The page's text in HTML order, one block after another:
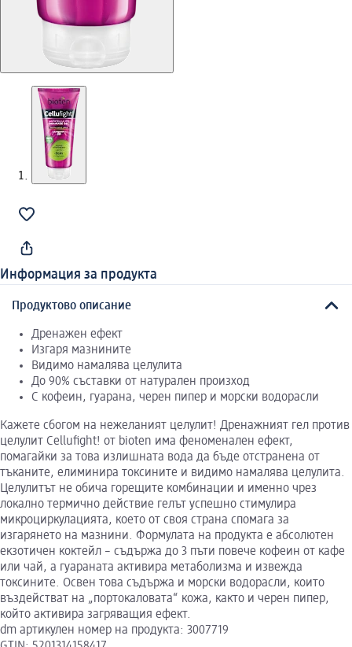
Информация за продукта
Продуктово описание
Дренажен ефект
Изгаря мазнините
Видимо намалява целулита
До 90% съставки от натурален произход
С кофеин, гуарана, черен пипер и морски водорасли
Кажете сбогом на нежеланият целулит! Дренажният гел против
целулит Cellufight! от bioten има феноменален ефект,
помагайки за това излишната вода да бъде отстранена от
тъканите, елиминира токсините и видимо намалява целулита.
Целулитът не обича горещите комбинации и именно чрез
локално термично действие гелът успешно стимулира
микроциркулацията, което от своя страна спомага за
изгарянето на мазнини. Формулата на продукта е абсолютен
екзотичен коктейл – съдържа до 3 пъти повече кофеин от кафе
или чай, а гуараната активира метаболизма и извежда
токсините. Освен това съдържа и морски водорасли, които
въздействат на „портокаловата“ кожа, както и черен пипер,
който активира загряващия ефект.
dm артикулен номер на продукта: 3007719